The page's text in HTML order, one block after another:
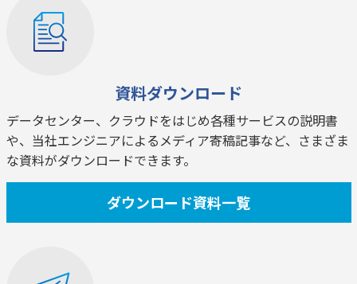
資料ダウンロード
データセンター、クラウドをはじめ各種サービスの説明書
や、当社エンジニアによるメディア寄稿記事など、さまざま
な資料がダウンロードできます。
ダウンロード資料一覧